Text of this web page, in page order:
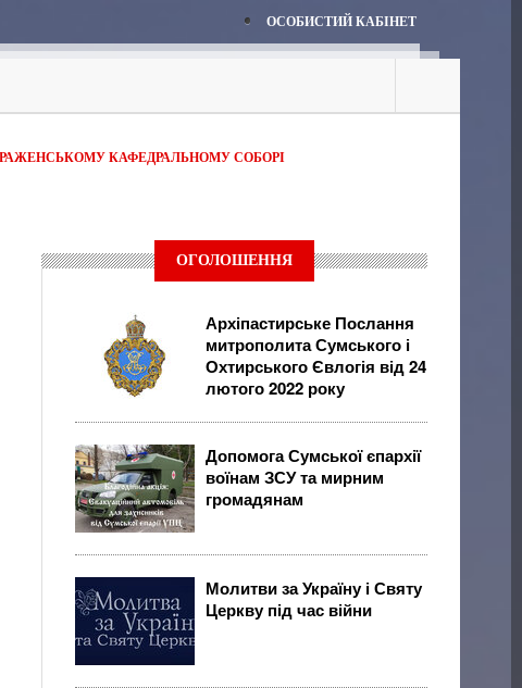
ОСОБИСТИЙ КАБІНЕТ
КАФЕДРАЛЬНОМУ СОБОРІ
ОГОЛОШЕННЯ
Архіпастирське Послання
митрополита Сумського і
Охтирського Євлогія від 24
лютого 2022 року
Допомога Сумської єпархії
воїнам ЗСУ та мирним
громадянам
Молитви за Україну і Святу
Церкву під час війни